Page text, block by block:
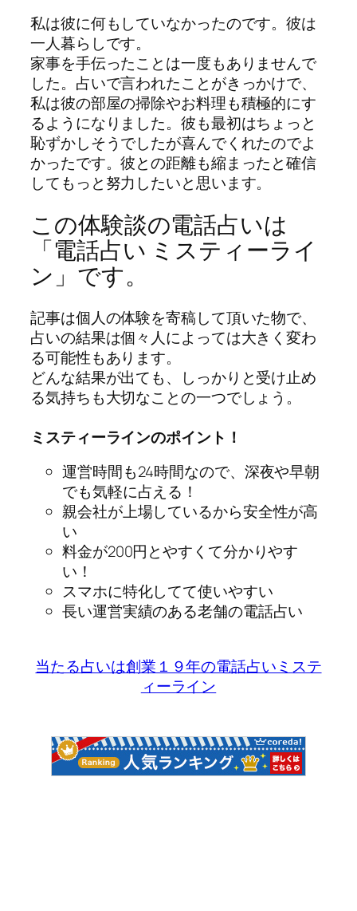
私は彼に何もしていなかったのです。彼は
一人暮らしです。
家事を手伝ったことは一度もありませんで
した。占いで言われたことがきっかけで、
私は彼の部屋の掃除やお料理も積極的にす
るようになりました。彼も最初はちょっと
恥ずかしそうでしたが喜んでくれたのでよ
かったです。彼との距離も縮まったと確信
してもっと努力したいと思います。
この体験談の電話占いは
「電話占い ミスティーライ
ン」です。
記事は個人の体験を寄稿して頂いた物で、
占いの結果は個々人によっては大きく変わ
る可能性もあります。
どんな結果が出ても、しっかりと受け止め
る気持ちも大切なことの一つでしょう。
ミスティーラインのポイント！
運営時間も24時間なので、深夜や早朝
でも気軽に占える！
親会社が上場しているから安全性が高
い
料金が200円とやすくて分かりやす
い！
スマホに特化してて使いやすい
長い運営実績のある老舗の電話占い
当たる占いは創業１９年の電話占いミステ
ィーライン